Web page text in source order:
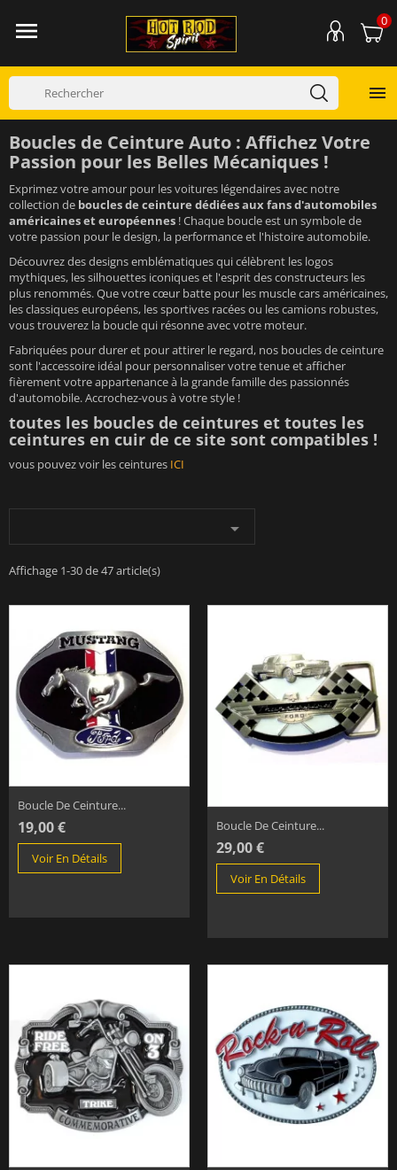
 0

Boucles de Ceinture Auto : Affichez Votre
Passion pour les Belles Mécaniques !
Exprimez votre amour pour les voitures légendaires avec notre
collection de boucles de ceinture dédiées aux fans d'automobiles
américaines et européennes ! Chaque boucle est un symbole de
votre passion pour le design, la performance et l'histoire automobile.
Découvrez des designs emblématiques qui célèbrent les logos
mythiques, les silhouettes iconiques et l'esprit des constructeurs les
plus renommés. Que votre cœur batte pour les muscle cars américaines,
les classiques européens, les sportives racées ou les camions robustes,
vous trouverez la boucle qui résonne avec votre moteur.
Fabriquées pour durer et pour attirer le regard, nos boucles de ceinture
sont l'accessoire idéal pour personnaliser votre tenue et afficher
fièrement votre appartenance à la grande famille des passionnés
d'automobile. Accrochez-vous à votre style !
toutes les boucles de ceintures et toutes les
ceintures en cuir de ce site sont compatibles !
vous pouvez voir les ceintures ICI

Affichage 1-30 de 47 article(s)
Boucle De Ceinture...
19,00 €
Voir En Détails
Boucle De Ceinture...
29,00 €
Voir En Détails